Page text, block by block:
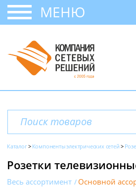
МЕНЮ
Каталог Компоненты электрических сетей
Розетки
Весь ассортимент Основной